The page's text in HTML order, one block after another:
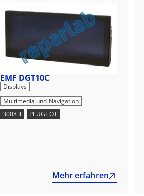
EMF DGT10C
Displays
Multimedia und Navigation
3008 II
PEUGEOT
Mehr erfahren